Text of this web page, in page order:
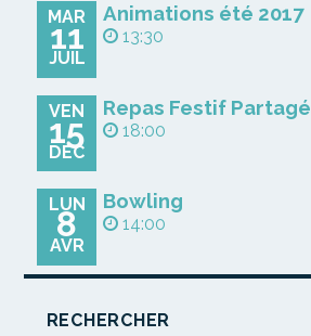
MAR
11
JUIL
Animations été 2017
13:30
VEN
15
DÉC
Repas Festif Partagé
18:00
LUN
8
AVR
Bowling
14:00
RECHERCHER